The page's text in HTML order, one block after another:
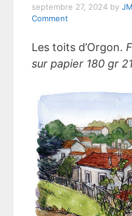
septembre 27, 2024 by
Comment
Les toits d’Orgon.
sur papier 180 gr